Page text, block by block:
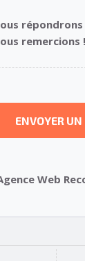
remercions !
Web